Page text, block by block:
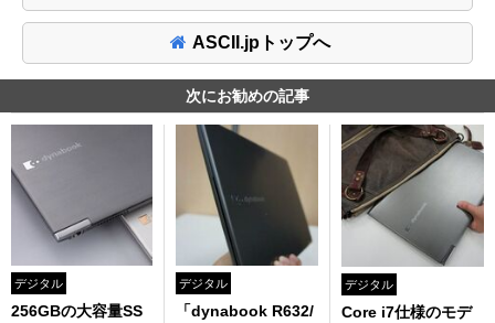
ASCII.jpトップへ
次にお勧めの記事
デジタル
256GBの大容量SS
デジタル
「dynabook R632/
デジタル
Core i7仕様のモデ